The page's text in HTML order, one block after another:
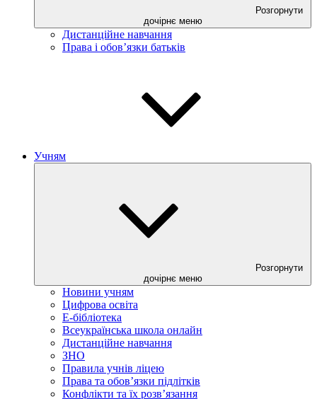
Розгорнути
дочірнє меню
Дистанційне навчання
Права і обов’язки батьків
Учням
Розгорнути
дочірнє меню
Новини учням
Цифрова освіта
E-бібліотека
Всеукраїнська школа онлайн
Дистанційне навчання
ЗНО
Правила учнів ліцею
Права та обов’язки підлітків
Конфлікти та їх розв’язання